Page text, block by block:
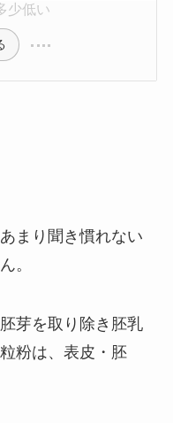
少低い
まり聞き慣れない
。
芽を取り除き胚乳
粉は、表皮・胚